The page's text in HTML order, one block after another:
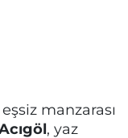
manzarası
, yaz